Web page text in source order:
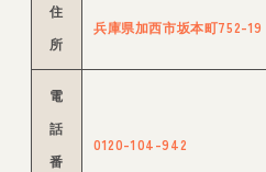
住
所
兵庫県加西市坂本町752-19
電
話
番
0120-104-942